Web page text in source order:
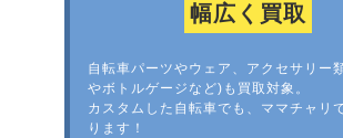
幅広く買取
自転車パーツやウェア、アクセサリー
やボトルゲージなど)も買取対象。
カスタムした自転車でも、ママチャリ
ります！